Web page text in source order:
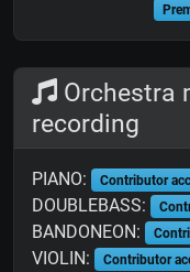
Orchestra
recording
PIANO: Contributor
DOUBLEBASS:
BANDONEON:
VIOLIN: Contributor